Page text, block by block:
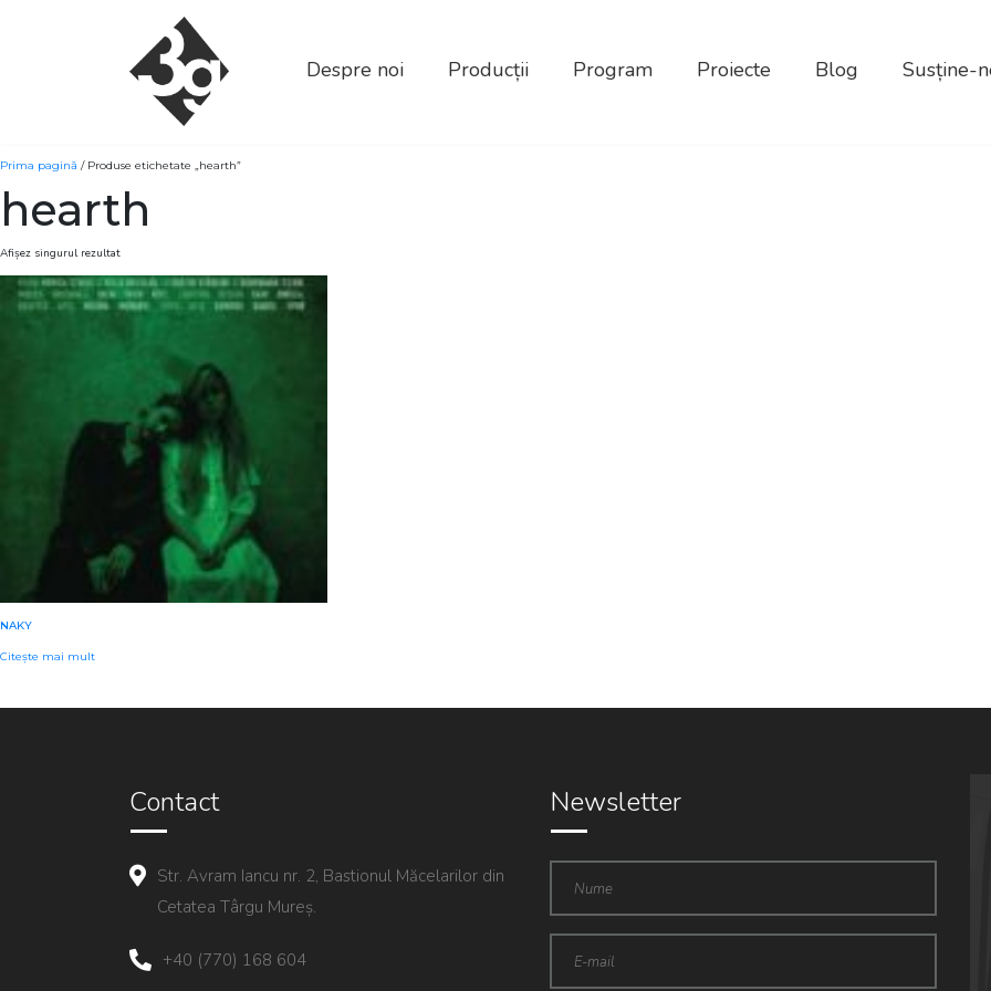
Despre noi Producții Program Proiecte Blog Susține-
Prima pagină / Produse etichetate „hearth”
hearth
Afișez singurul rezultat
NAKY
Citește mai mult
Contact
Str. Avram Iancu nr. 2, Bastionul Măcelarilor din
Cetatea Târgu Mureș.
+40 (770) 168 604
Newsletter